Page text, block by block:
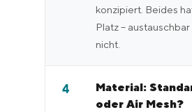
konzipiert. Beides
Platz –
nicht.
4
Material:
oder Air Mesh?